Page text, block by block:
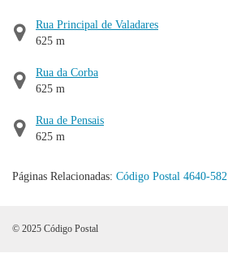
Rua Principal de Valadares
625 m
Rua da Corba
625 m
Rua de Pensais
625 m
Páginas Relacionadas: Código Postal 4640-582
© 2025 Código Postal